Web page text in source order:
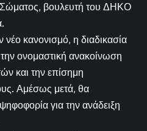
βουλευτή του ΔΗΚΟ
κανονισμό, η διαδικασία
την ονομαστική ανακοίνωση
και την επίσημη
Αμέσως μετά, θα
για την ανάδειξη